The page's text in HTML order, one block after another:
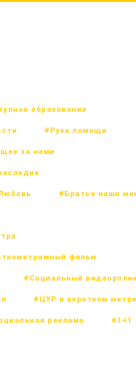
образование
#Рука помощи
за нами
#Братья наши
фильм
#Социальный
#ЦУР в коротком метре
реклама #1+1